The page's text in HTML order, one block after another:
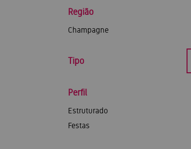
Região
Champagne
Tipo
Perfil
Estruturado
Festas